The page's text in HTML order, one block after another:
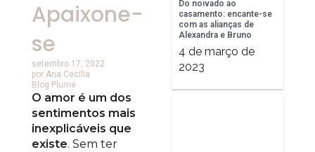
Apaixone-
se
setembro 17, 2022
por Ana Cecilia
Blog Plume
O amor é um dos
sentimentos mais
inexplicáveis que
existe. Sem ter
Do noivado ao
casamento: encante-se
com as alianças de
Alexandra e Bruno
4 de março de
2023